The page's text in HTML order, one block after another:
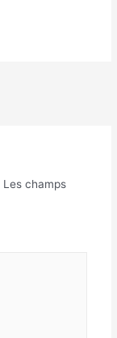
Les champs